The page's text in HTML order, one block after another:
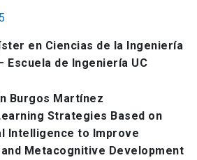
en Ciencias de la Ingeniería
Escuela de Ingeniería UC
Burgos Martínez
Strategies Based on
Intelligence to Improve
Metacognitive Development